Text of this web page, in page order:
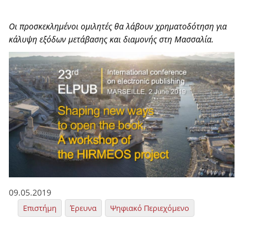
Οι προσκεκλημένοι ομιλητές θα λάβουν χρηματοδότηση για
κάλυψη εξόδων μετάβασης και διαμονής στη Μασσαλία.
09.05.2019
Επιστήμη Έρευνα Ψηφιακό Περιεχόμενο